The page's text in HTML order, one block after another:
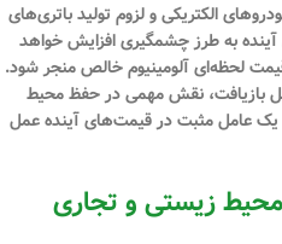
الکتریکی و لزوم تولید باتری‌های
آینده به طرز چشمگیری افزایش خواهد
لحظه‌ای آلومینیوم خالص منجر شود.
بازیافت، نقش مهمی در حفظ محیط
یک عامل مثبت در قیمت‌های آینده عمل
محیط زیستی و تجاری